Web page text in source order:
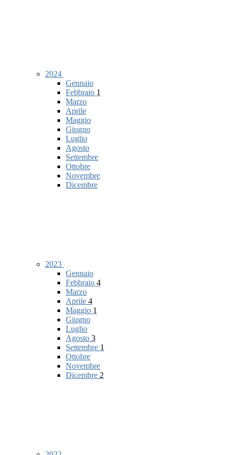
2024
Gennaio
Febbraio 1
Marzo
Aprile
Maggio
Giugno
Luglio
Agosto
Settembre
Ottobre
Novembre
Dicembre
2023
Gennaio
Febbraio 4
Marzo
Aprile 4
Maggio 1
Giugno
Luglio
Agosto 3
Settembre 1
Ottobre
Novembre
Dicembre 2